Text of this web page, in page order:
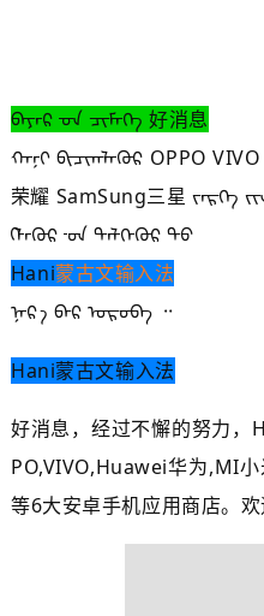
ᠪᠠᠶᠠᠷ ᠊ᠤᠨ ᠴᠢᠮᠡᠭᠡ 好消息
ᠬᠠᠨᠢ ᠪᠢᠴᠢᠭᠯᠡᠭᠦᠷ OPPO
荣耀 SamSung三星 ᠵᠡᠷᠭᠡ
ᠬ᠋ᠯᠡᠭᠦᠷ ᠊ᠤᠨ ᠲᠡᠯᠭᠡᠭᠦᠷ ᠲᠦ
Hani蒙古文输入法
ᠨᠡᠷ᠎‍ᠠ᠋ ᠪᠠᠷ ᠣᠷᠣᠪᠠ ᠃
Hani蒙古文输入法
好消息，经过不懈的努力，
PO,VIVO,Huawei华为,MI
等6大安卓手机应用商店。欢